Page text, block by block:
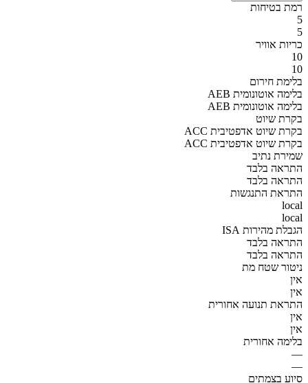
רמת בטיחות
5
5
כריות אוויר
10
10
בלימת חירום
AEB בלימה אוטונומית
AEB בלימה אוטונומית
בקרת שיוט
ACC בקרת שיוט אדפטיבית
ACC בקרת שיוט אדפטיבית
שמירת נתיב
התראה בלבד
התראה בלבד
התראת התנגשות
local
local
הגבלת מהירות ISA
התראה בלבד
התראה בלבד
ניטור שטח מת
אין
אין
התראת תנועה אחורית
אין
אין
בלימה אחורית
—
—
סיוע בצמתים